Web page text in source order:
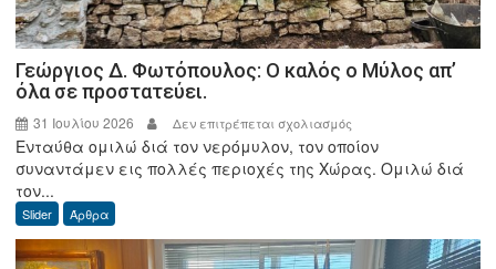
Γεώργιος Δ. Φωτόπουλος: Ο καλός ο Μύλος απ’
όλα σε προστατεύει.
31 Ιουλίου 2026 Δεν επιτρέπεται σχολιασμός
Γεώργιος
Δ.
καλός
Ενταύθα ομιλώ διά τον νερόμυλον, τον οποίον
συναντάμεν εις πολλές περιοχές της Χώρας. Ομιλώ διά
τον...
Slider Άρθρα